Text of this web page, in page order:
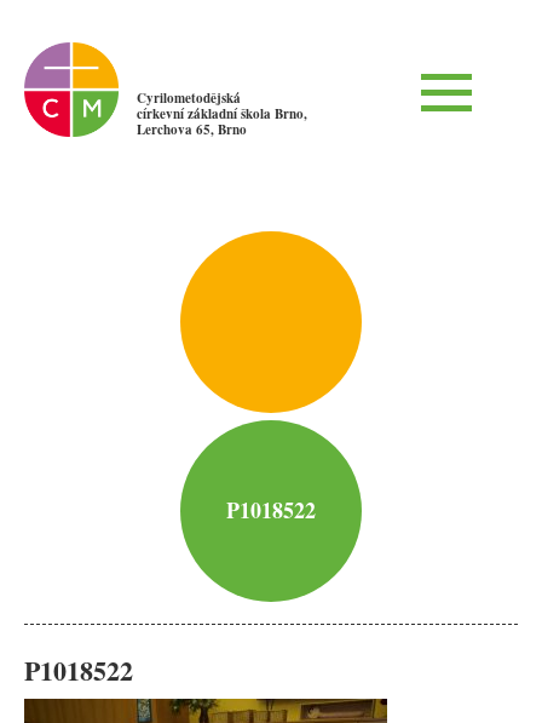
Cyrilometodějská
církevní základní škola Brno,
Lerchova 65, Brno
P1018522
P1018522